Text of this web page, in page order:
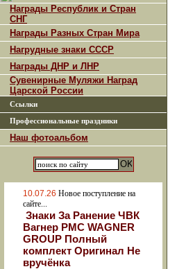
Награды Республик и Стран
СНГ
Награды Разных Стран Мира
Нагрудные знаки СССР
Награды ДНР и ЛНР
Сувенирные Муляжи Наград
Царской России
Ссылки
Профессиональные праздники
Наш фотоальбом
10.07.26 Новое поступление на
сайте...
Знаки За Ранение ЧВК
Вагнер РМС WAGNER
GROUP Полный
комплект Оригинал Не
вручёнка